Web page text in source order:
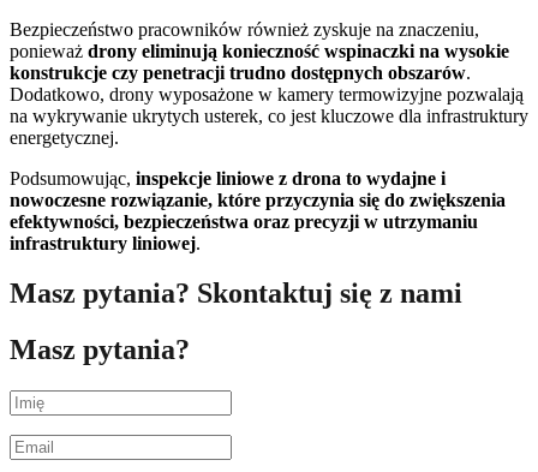
Bezpieczeństwo pracowników również zyskuje na znaczeniu,
ponieważ drony eliminują konieczność wspinaczki na wysokie
konstrukcje czy penetracji trudno dostępnych obszarów.
Dodatkowo, drony wyposażone w kamery termowizyjne pozwalają
na wykrywanie ukrytych usterek, co jest kluczowe dla infrastruktury
energetycznej.
Podsumowując, inspekcje liniowe z drona to wydajne i
nowoczesne rozwiązanie, które przyczynia się do zwiększenia
efektywności, bezpieczeństwa oraz precyzji w utrzymaniu
infrastruktury liniowej.
Masz pytania? Skontaktuj się z nami
Masz pytania?